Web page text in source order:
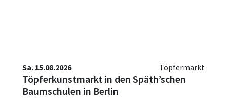
Sa. 15.08.2026 Töpfermarkt
Töpferkunstmarkt in den Späth’schen
Baumschulen in Berlin